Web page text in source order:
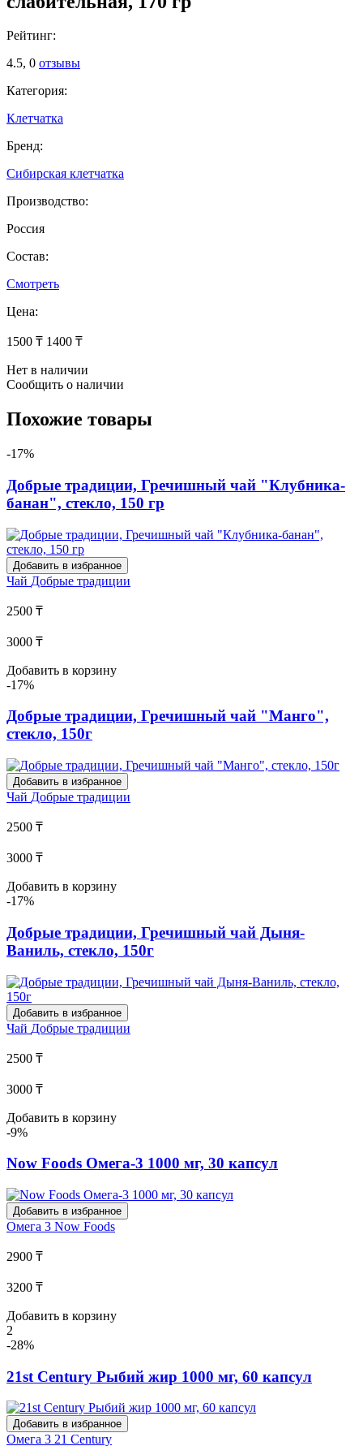
Рейтинг:
4.5, 0 отзывы
Категория:
Клетчатка
Бренд:
Сибирская клетчатка
Производство:
Россия
Состав:
Смотреть
Цена:
1500 ₸ 1400 ₸
Нет в наличии
Сообщить о наличии
Похожие товары
-17%
Добрые традиции, Гречишный чай "Клубника-
банан", стекло, 150 гр
Добавить в избранное
Чай Добрые традиции
2500 ₸
3000 ₸
Добавить в корзину
-17%
Добрые традиции, Гречишный чай "Манго",
стекло, 150г
Добавить в избранное
Чай Добрые традиции
2500 ₸
3000 ₸
Добавить в корзину
-17%
Добрые традиции, Гречишный чай Дыня-
Ваниль, стекло, 150г
Добавить в избранное
Чай Добрые традиции
2500 ₸
3000 ₸
Добавить в корзину
-9%
Now Foods Омега-3 1000 мг, 30 капсул
Добавить в избранное
Омега 3 Now Foods
2900 ₸
3200 ₸
Добавить в корзину
2
-28%
21st Century Рыбий жир 1000 мг, 60 капсул
Добавить в избранное
Омега 3 21 Century